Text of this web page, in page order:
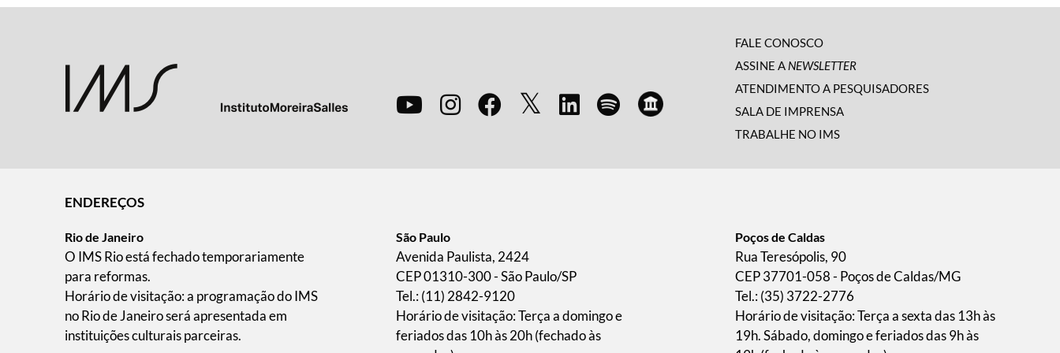
FALE CONOSCO
ASSINE A NEWSLETTER
ATENDIMENTO A PESQUISADORES
SALA DE IMPRENSA
TRABALHE NO IMS
ENDEREÇOS
Rio de Janeiro
O IMS Rio está fechado temporariamente
para reformas.
Horário de visitação: a programação do IMS
no Rio de Janeiro será apresentada em
instituições culturais parceiras.
São Paulo
Avenida Paulista, 2424
CEP 01310-300 - São Paulo/SP
Tel.: (11) 2842-9120
Horário de visitação: Terça a domingo e
feriados das 10h às 20h (fechado às
Poços de Caldas
Rua Teresópolis, 90
CEP 37701-058 - Poços de Caldas/MG
Tel.: (35) 3722-2776
Horário de visitação: Terça a sexta das 13h às
19h. Sábado, domingo e feriados das 9h às